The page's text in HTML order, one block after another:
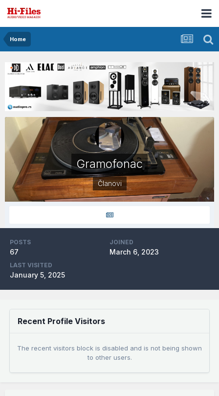
Home
Gramofonac
Članovi
POSTS
67
JOINED
March 6, 2023
LAST VISITED
January 5, 2025
Recent Profile Visitors
The recent visitors block is disabled and is not being shown
to other users.